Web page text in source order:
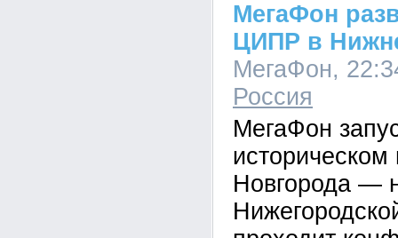
МегаФон
ЦИПР в
МегаФон,
Россия
МегаФон
Новгорода —